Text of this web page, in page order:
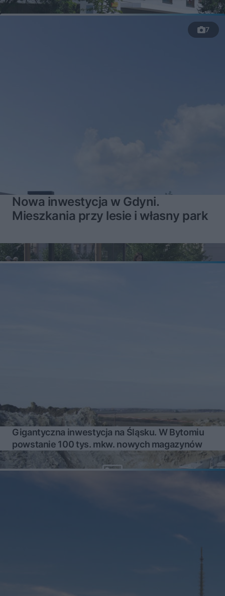
7
Nowa inwestycja w Gdyni.
Mieszkania przy lesie i własny park
Gigantyczna inwestycja na Śląsku. W Bytomiu
powstanie 100 tys. mkw. nowych magazynów